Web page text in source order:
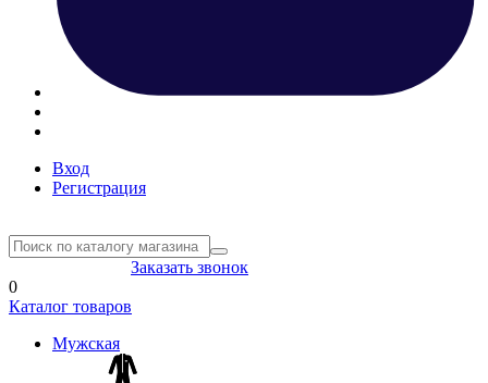
Вход
Регистрация
Заказать звонок
0
Каталог товаров
Мужская